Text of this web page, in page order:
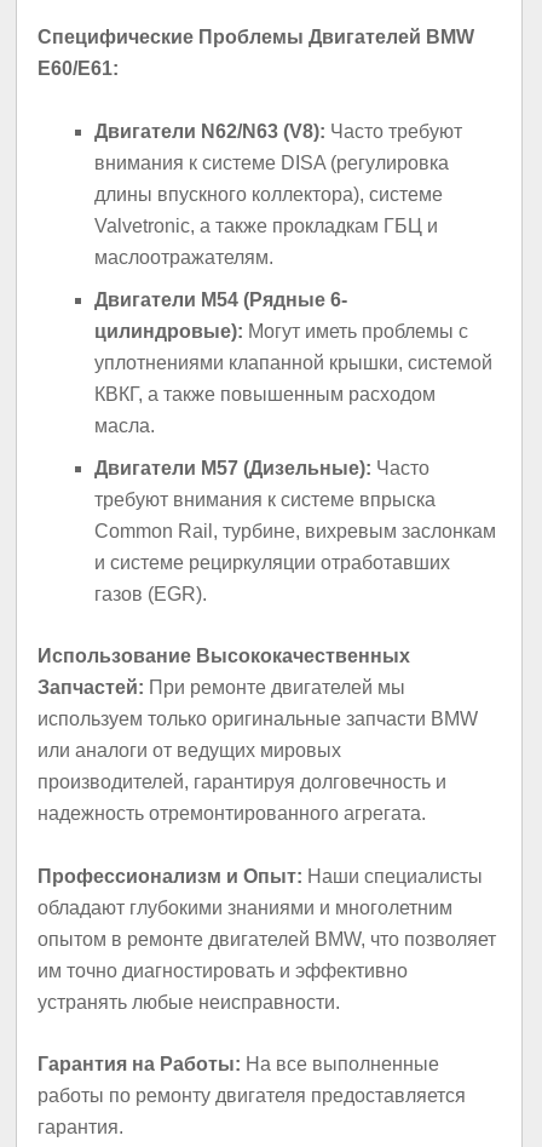
Специфические Проблемы Двигателей BMW
E60/E61:
Двигатели N62/N63 (V8): Часто требуют
внимания к системе DISA (регулировка
длины впускного коллектора), системе
Valvetronic, а также прокладкам ГБЦ и
маслоотражателям.
Двигатели M54 (Рядные 6-
цилиндровые): Могут иметь проблемы с
уплотнениями клапанной крышки, системой
КВКГ, а также повышенным расходом
масла.
Двигатели M57 (Дизельные): Часто
требуют внимания к системе впрыска
Common Rail, турбине, вихревым заслонкам
и системе рециркуляции отработавших
газов (EGR).
Использование Высококачественных
Запчастей: При ремонте двигателей мы
используем только оригинальные запчасти BMW
или аналоги от ведущих мировых
производителей, гарантируя долговечность и
надежность отремонтированного агрегата.
Профессионализм и Опыт: Наши специалисты
обладают глубокими знаниями и многолетним
опытом в ремонте двигателей BMW, что позволяет
им точно диагностировать и эффективно
устранять любые неисправности.
Гарантия на Работы: На все выполненные
работы по ремонту двигателя предоставляется
гарантия.